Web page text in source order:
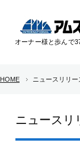
オーナー様と歩んで
HOME ニュースリリー
ニュースリ